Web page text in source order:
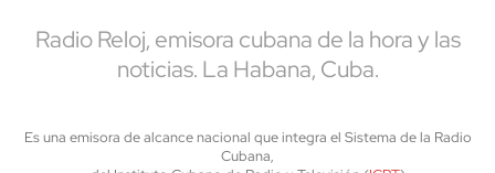
Radio Reloj, emisora cubana de la hora y las
noticias. La Habana, Cuba.
Es una emisora de alcance nacional que integra el Sistema de la Radio
Cubana,